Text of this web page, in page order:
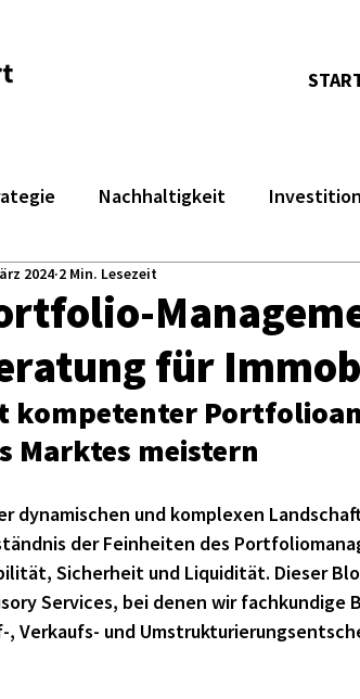
Nachhaltigkeit Investition
für
2024 2 Min. Lesezeit
kompetenter
Marktes meistern
dynamischen und komplexen
der Feinheiten des
Sicherheit und Liquidität. Dieser
Services, bei denen wir
, Verkaufs- und